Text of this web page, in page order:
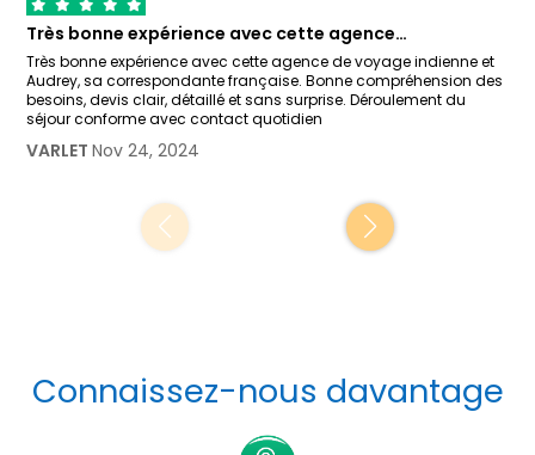
Très bonne expérience avec cette agence…
Très bonne expérience avec cette agence de voyage indienne et
Audrey, sa correspondante française. Bonne compréhension des
besoins, devis clair, détaillé et sans surprise. Déroulement du
séjour conforme avec contact quotidien
VARLET Nov 24, 2024
Connaissez-nous davantage